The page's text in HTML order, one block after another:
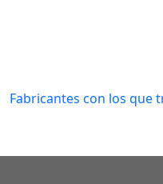
Fabricantes con los que